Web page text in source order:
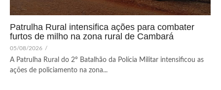
Patrulha Rural intensifica ações para combater
furtos de milho na zona rural de Cambará
05/08/2026 /
A Patrulha Rural do 2º Batalhão da Polícia Militar intensificou as
ações de policiamento na zona...